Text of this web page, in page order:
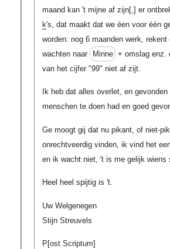
maand kan 't mijne af zijn[,] er
k's, dat maakt dat we éen voor één
worden: nog 6 maanden werk,
wachten naar
Minne + omslag enz.
van het cijfer "99" niet af zijt.
Ik heb dat alles overlet, en
menschen te doen had en goed
Ge moogt gij dat nu pikant, of niet-
onrechtveerdig vinden, ik vind het
en ik wacht niet, 't is me gelijk wiens
Heel heel spijtig is 't.
Uw Welgenegen
Stijn Streuvels
P[ost Scriptum]